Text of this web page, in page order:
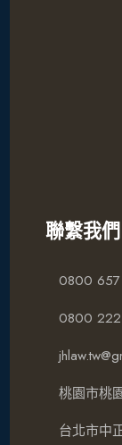
聯繫我們
0800
0800
桃園市桃
台北市中